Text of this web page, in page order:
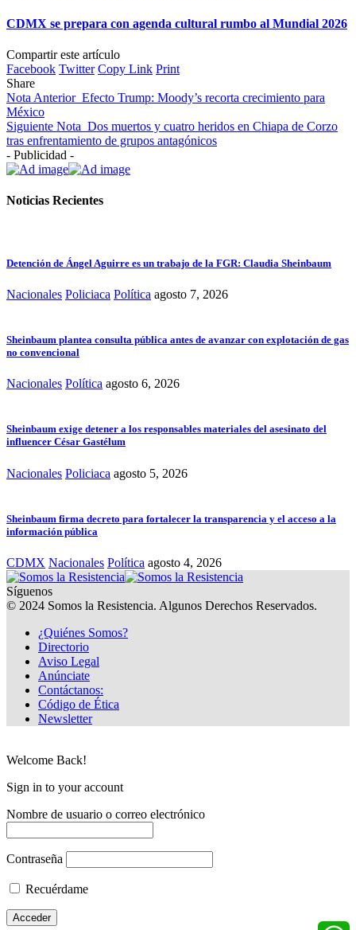
CDMX se prepara con agenda cultural rumbo al Mundial 2026
Compartir este artículo
Facebook Twitter Copy Link Print
Share
Nota Anterior Efecto Trump: Moody’s recorta crecimiento para
México
Siguiente Nota Dos muertos y cuatro heridos en Chiapa de Corzo
tras enfrentamiento de grupos antagónicos
- Publicidad -
Noticias Recientes
Detención de Ángel Aguirre es un trabajo de la FGR: Claudia Sheinbaum
Nacionales Policiaca Política agosto 7, 2026
Sheinbaum plantea consulta pública antes de avanzar con explotación de gas
no convencional
Nacionales Política agosto 6, 2026
Sheinbaum exige detener a los responsables materiales del asesinato del
influencer César Gastélum
Nacionales Policiaca agosto 5, 2026
Sheinbaum firma decreto para fortalecer la transparencia y el acceso a la
información pública
CDMX Nacionales Política agosto 4, 2026
Síguenos
© 2024 Somos la Resistencia. Algunos Derechos Reservados.
¿Quiénes Somos?
Directorio
Aviso Legal
Anúnciate
Contáctanos:
Código de Ética
Newsletter
Welcome Back!
Sign in to your account
Nombre de usuario o correo electrónico
Contraseña
Recuérdame